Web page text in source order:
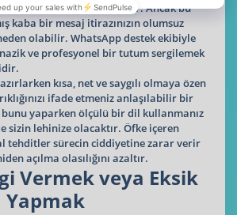
moral bozucu olabilir. Ancak bu
kaba bir mesaj itirazınızın olumsuz
olabilir. WhatsApp destek ekibiyle
ve profesyonel bir tutum sergilemek
kısa, net ve saygılı olmaya özen
ifade etmeniz anlaşılabilir bir
yaparken ölçülü bir dil kullanmanız
sizin lehinize olacaktır. Öfke içeren
tehditler sürecin ciddiyetine zarar verir
açılma olasılığını azaltır.
Vermek veya Eksik
Yapmak